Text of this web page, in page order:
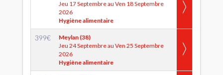
Jeu 17 Septembre au Ven 18 Septembre
2026
Hygiène alimentaire
399€
Meylan (38)
Jeu 24 Septembre au Ven 25 Septembre
2026
Hygiène alimentaire